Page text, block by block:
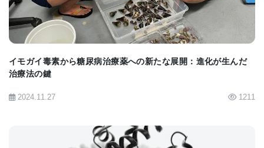
BiologyのJohn R. Subjeckらと共同で研究を行っ
た。
■原著へのリンクは英語版をご覧ください：Cancer
Preventing Metastatic Cancers
イモガイ毒素から糖尿病治療薬への新たな展開：進化が生んだ
治療法の鍵
2024.11.27 1211